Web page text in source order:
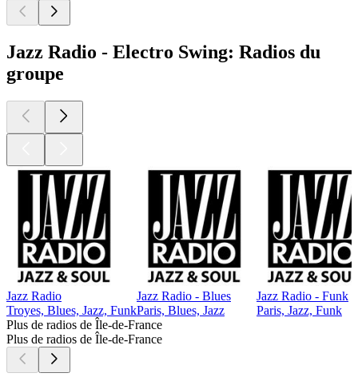
Jazz Radio - Electro Swing: Radios du
groupe
Jazz Radio
Troyes, Blues, Jazz, Funk
Jazz Radio - Blues
Paris, Blues, Jazz
Jazz Radio - Funk
Paris, Jazz, Funk
Plus de radios de Île-de-France
Plus de radios de Île-de-France